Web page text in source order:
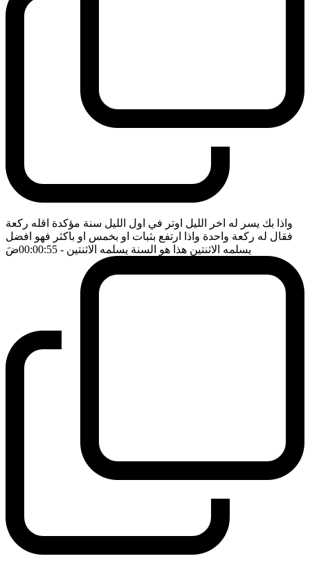
واذا بك يسر له اخر الليل اوتر في اول الليل سنة مؤكدة اقله ركعة
فقال له ركعة واحدة واذا ارتفع بثبات او بخمس او باكثر فهو افضل
يسلمه الاثنتين هذا هو السنة يسلمه الاثنتين - 00:00:55 ضَ